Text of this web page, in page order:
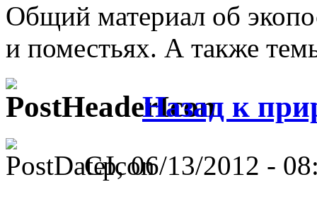
Общий материал об
и поместьях. А также
Назад к
Ср, 06/13/2012 -